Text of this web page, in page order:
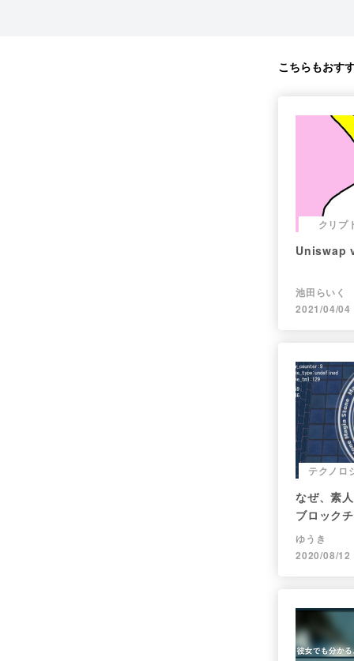
こちらもおす
クリプ
Uniswap
池田らいく
2021/04/04
テクノロ
なぜ、素
ブロック
か、につ
ゆうき
2020/08/12